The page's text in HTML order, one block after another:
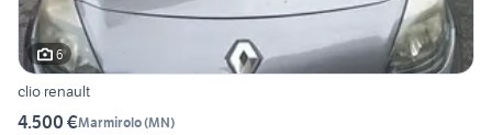
6
clio renault
4.500 €Marmirolo(MN)